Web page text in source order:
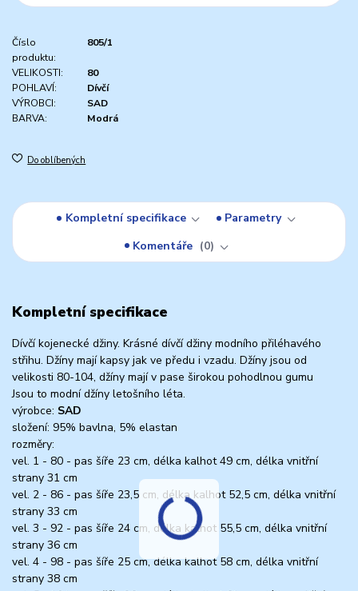
Číslo
produktu:
805/1
VELIKOSTI:
80
POHLAVÍ:
Dívčí
VÝROBCI:
SAD
BARVA:
Modrá
Do oblíbených
Kompletní specifikace
Parametry
Komentáře
0
Kompletní specifikace
Dívčí kojenecké džiny. Krásné dívčí džiny modního přiléhavého
střihu. Džíny mají kapsy jak ve předu i vzadu. Džíny jsou od
velikosti 80-104, džíny mají v pase širokou pohodlnou gumu
Jsou to modní džíny letošního léta.
výrobce: SAD
složení: 95% bavlna, 5% elastan
rozměry:
vel. 1 - 80 - pas šíře 23 cm, délka kalhot 49 cm, délka vnitřní
strany 31 cm
vel. 2 - 86 - pas šíře 23,5 cm, délka kalhot 52,5 cm, délka vnitřní
strany 33 cm
vel. 3 - 92 - pas šíře 24 cm, délka kalhot 55,5 cm, délka vnitřní
strany 36 cm
vel. 4 - 98 - pas šíře 25 cm, délka kalhot 58 cm, délka vnitřní
strany 38 cm